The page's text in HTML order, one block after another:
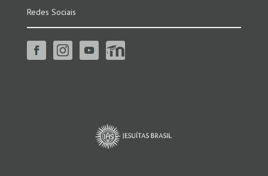
Redes Sociais